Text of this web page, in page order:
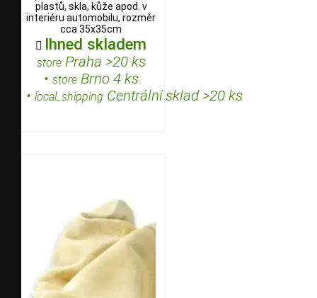
plastů, skla, kůže apod. v
interiéru automobilu, rozměr
cca 35x35cm
 Ihned skladem
storePraha >20 ks
• storeBrno 4 ks
• local_shipping Centrální sklad >20 ks